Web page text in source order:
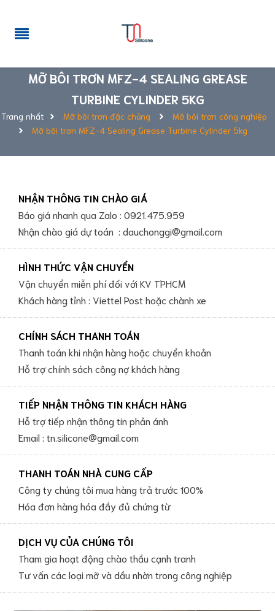
MỠ BÔI TRƠN MFZ-4 SEALING GREASE
TURBINE CYLINDER 5KG
Trang nhất Mỡ bôi trơn đặc chủng
Mỡ bôi trơn công nghiệp
Mỡ bôi trơn MFZ-4 Sealing Grease Turbine Cylinder 5kg
NHẬN THÔNG TIN CHÀO GIÁ
Báo giá nhanh qua Zalo : 0921.475.959
Nhận chào giá dự toán : dauchonggi@gmail.com
HÌNH THỨC VẬN CHUYỂN
Vận chuyển miễn phí đối với KV TPHCM
Khách hàng tỉnh : Viettel Post hoặc chành xe
CHÍNH SÁCH THANH TOÁN
Thanh toán khi nhận hàng hoặc chuyển khoản
Hỗ trợ chính sách công nợ khách hàng
TIẾP NHẬN THÔNG TIN KHÁCH HÀNG
Hỗ trợ tiếp nhận thông tin phản ánh
Email : tn.silicone@gmail.com
THANH TOÁN NHÀ CUNG CẤP
Công ty chúng tôi mua hàng trả trước 100%
Hóa đơn hàng hóa đầy đủ chứng từ
DỊCH VỤ CỦA CHÚNG TÔI
Tham gia hoạt động chào thầu cạnh tranh
Tư vấn các loại mỡ và dầu nhờn trong công nghiệp